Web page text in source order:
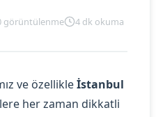
görüntülenme 4 dk okuma
ve özellikleİstanbul
her zaman dikkatli